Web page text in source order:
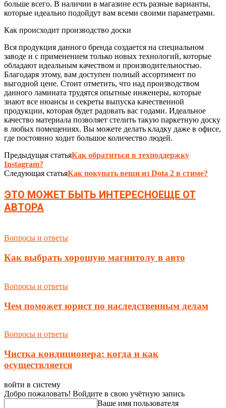
больше всего. В наличии в магазине есть разные варианты,
которые идеально подойдут вам всеми своими параметрами.
Как происходит производство доски
Вся продукция данного бренда создается на специальном
заводе и с применением только новых технологий, которые
обладают идеальным качеством и производительностью.
Благодаря этому, вам доступен полный ассортимент по
выгодной цене. Стоит отметить, что над производством
данного ламината трудятся опытные инженеры, которые
знают все нюансы и секреты выпуска качественной
продукции, которая будет радовать вас годами. Идеальное
качество материала позволяет стелить такую паркетную доску
в любых помещениях. Вы можете делать кладку даже в офисе,
где постоянно ходит большое количество людей.
Предыдущая статьяКак обратиться в техподдержку
Instagram?
Следующая статьяКак покупать вещи из Dota 2 в стиме?
ЭТО МОЖЕТ БЫТЬ ИНТЕРЕСНОЕЩЕ ОТ
АВТОРА
Вопросы и ответы
Как выбрать хорошую магнитолу в авто
Вопросы и ответы
Чем поможет юрист по наследственным делам
Вопросы и ответы
Чистка кондиционера: когда и как
осуществляется
войти в систему
Добро пожаловать! Войдите в свою учётную запись
Ваше имя пользователя